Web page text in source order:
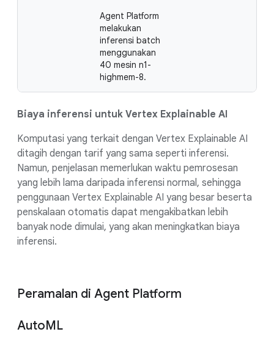
Agent Platform
melakukan
inferensi batch
menggunakan
40 mesin n1-
highmem-8.
Biaya inferensi untuk Vertex Explainable AI
Komputasi yang terkait dengan Vertex Explainable AI
ditagih dengan tarif yang sama seperti inferensi.
Namun, penjelasan memerlukan waktu pemrosesan
yang lebih lama daripada inferensi normal, sehingga
penggunaan Vertex Explainable AI yang besar beserta
penskalaan otomatis dapat mengakibatkan lebih
banyak node dimulai, yang akan meningkatkan biaya
inferensi.
Peramalan di Agent Platform
AutoML